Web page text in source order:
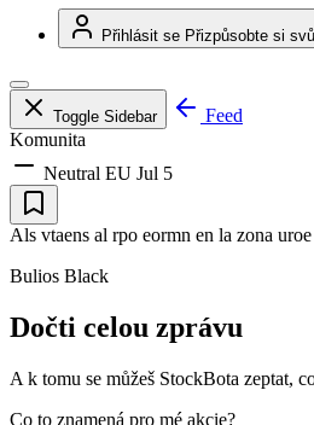
Přihlásit se Přizpůsobte si
Toggle Sidebar
Feed
Komunita
Neutral EU Jul 5
Als vtaens al rpo eormn en la zona
Bulios Black
Dočti celou zprávu
A k tomu se můžeš StockBota zeptat,
Co to znamená pro mé akcie?